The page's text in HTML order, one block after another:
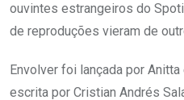
ouvintes estrangeiros do
de reproduções vieram de
Envolver foi lançada por
escrita por Cristian Andrés